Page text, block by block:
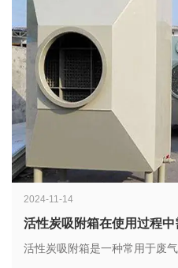
三、电极和导电装置的维护
1. 检查阳极和阴极的状态。定
腐蚀、磨损或附着物。如有问
2. 清洁电极和导电装置。定期
沉积物，确保电流能够顺利流
具进行清洁。
3. 调整电极的位置。确保阳极
以保证电镀效果。
二、作用
1. 提供电镀反应场所：电镀槽
间，使电镀液与被镀工件充分
工件表面形成一层均匀、致密
数，可以控制电镀反应的速度
度可以加快电镀反应速度，但
2024-11-14
活性炭吸附箱在使用过程中
活性炭吸附箱是一种常用于废气